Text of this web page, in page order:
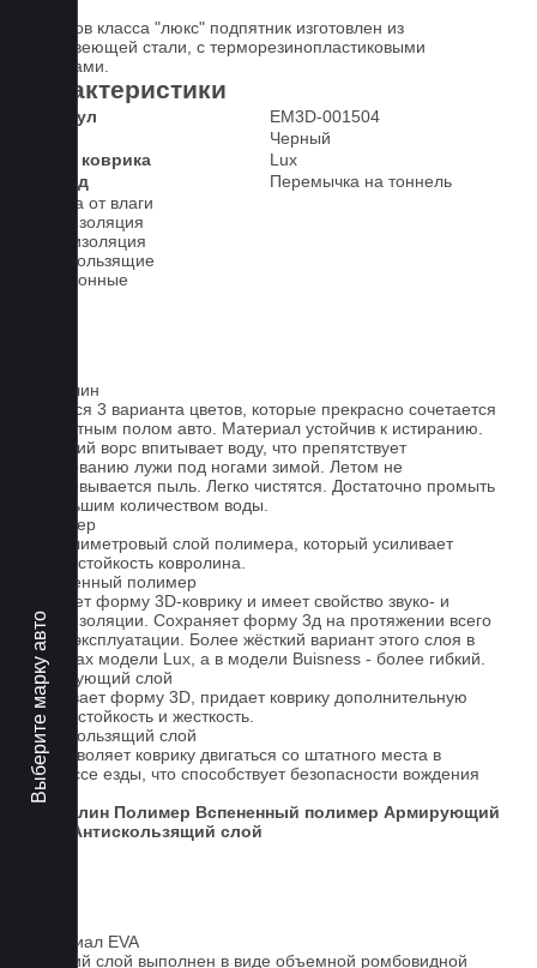
Выберите марку авто
У ковров класса "люкс" подпятник изготовлен из
нержавеющей стали, с терморезинопластиковыми
вставками.
Характеристики
Артикул
EM3D-001504
Черный
Класс коврика
Lux
2-й ряд
Перемычка на тоннель
Защита от влаги
Шумоизоляция
Теплоизоляция
Антискользящие
Всесезонные
Ковролин
Имеется 3 варианта цветов, которые прекрасно сочетается
со штатным полом авто. Материал устойчив к истиранию.
Короткий ворс впитывает воду, что препятствует
образованию лужи под ногами зимой. Летом не
образовывается пыль. Легко чистятся. Достаточно промыть
небольшим количеством воды.
Полимер
1-миллиметровый слой полимера, который усиливает
износостойкость ковролина.
Вспененный полимер
Придает форму 3D-коврику и имеет свойство звуко- и
теплоизоляции. Сохраняет форму 3д на протяжении всего
срока эксплуатации. Более жёсткий вариант этого слоя в
ковриках модели Lux, а в модели Buisness - более гибкий.
Армирующий слой
Усиливает форму 3D, придает коврику дополнительную
износостойкость и жесткость.
Антискользящий слой
Не позволяет коврику двигаться со штатного места в
процессе езды, что способствует безопасности вождения
авто.
Ковролин Полимер Вспененный полимер Армирующий
Антискользящий слой
Материал EVA
Верхний слой выполнен в виде объемной ромбовидной